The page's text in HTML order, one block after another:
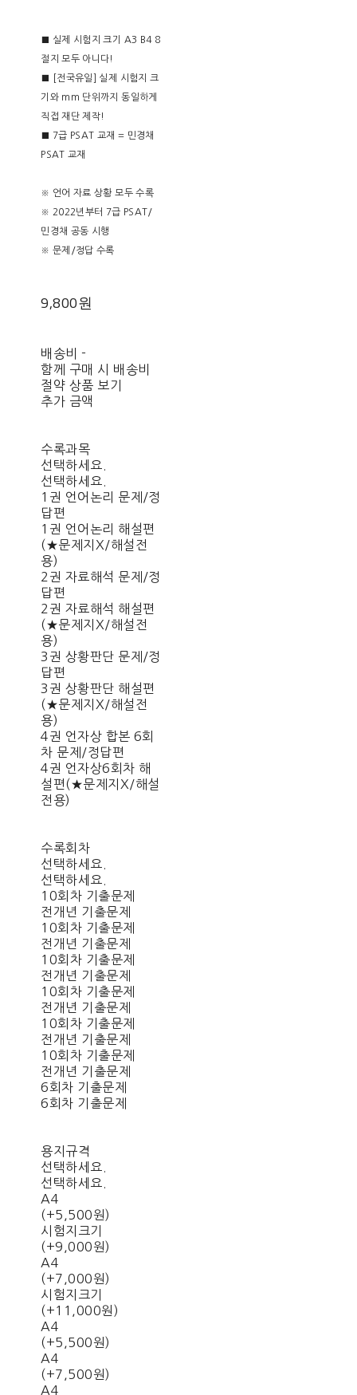
■ 실제 시험지 크기 A3 B4 8
절지 모두 아니다!
■ [전국유일] 실제 시험지 크
기와 mm 단위까지 동일하게
직접 재단 제작!
■ 7급 PSAT 교재 = 민경채
PSAT 교재
※ 언어 자료 상황 모두 수록
※ 2022년부터 7급 PSAT/
민경채 공동 시행
※ 문제/정답 수록
9,800원
배송비 -
함께 구매 시 배송비
절약 상품 보기
추가 금액
수록과목
선택하세요.
선택하세요.
1권 언어논리 문제/정
답편
1권 언어논리 해설편
(★문제지X/해설전
용)
2권 자료해석 문제/정
답편
2권 자료해석 해설편
(★문제지X/해설전
용)
3권 상황판단 문제/정
답편
3권 상황판단 해설편
(★문제지X/해설전
용)
4권 언자상 합본 6회
차 문제/정답편
4권 언자상6회차 해
설편(★문제지X/해설
전용)
수록회차
선택하세요.
선택하세요.
10회차 기출문제
전개년 기출문제
10회차 기출문제
전개년 기출문제
10회차 기출문제
전개년 기출문제
10회차 기출문제
전개년 기출문제
10회차 기출문제
전개년 기출문제
10회차 기출문제
전개년 기출문제
6회차 기출문제
6회차 기출문제
용지규격
선택하세요.
선택하세요.
A4
(+5,500원)
시험지크기
(+9,000원)
A4
(+7,000원)
시험지크기
(+11,000원)
A4
(+5,500원)
A4
(+7,500원)
A4